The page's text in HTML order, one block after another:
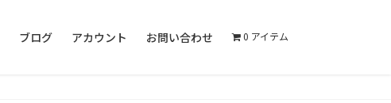
ブログ アカウント お問い合わせ 0 アイテム